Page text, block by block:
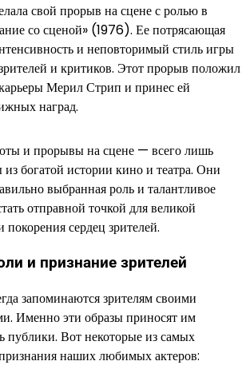
свой прорыв на сцене с ролью в
со сценой» (1976). Ее потрясающая
и неповторимый стиль игры
и критиков. Этот прорыв положил
Мерил Стрип и принес ей
наград.
и прорывы на сцене — всего лишь
богатой истории кино и театра. Они
выбранная роль и талантливое
отправной точкой для великой
покорения сердец зрителей.
и признание зрителей
запоминаются зрителям своими
Именно эти образы приносят им
публики. Вот некоторые из самых
наших любимых актеров: